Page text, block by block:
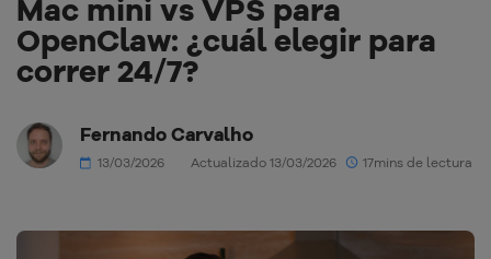
Mac mini vs VPS para
OpenClaw: ¿cuál elegir para
correr 24/7?
Fernando Carvalho
13/03/2026 Actualizado 13/03/2026 17mins de lectura